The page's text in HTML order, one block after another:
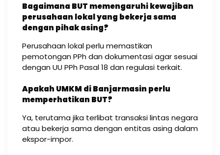
Bagaimana BUT memengaruhi kewajiban
perusahaan lokal yang bekerja sama
dengan pihak asing?
Perusahaan lokal perlu memastikan
pemotongan PPh dan dokumentasi agar sesuai
dengan UU PPh Pasal 18 dan regulasi terkait.
Apakah UMKM di Banjarmasin perlu
memperhatikan BUT?
Ya, terutama jika terlibat transaksi lintas negara
atau bekerja sama dengan entitas asing dalam
ekspor-impor.